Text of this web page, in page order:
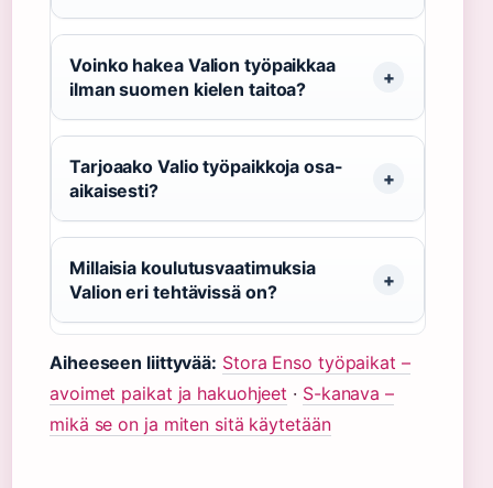
Voinko hakea Valion työpaikkaa
ilman suomen kielen taitoa?
Tarjoaako Valio työpaikkoja osa-
aikaisesti?
Millaisia koulutusvaatimuksia
Valion eri tehtävissä on?
Aiheeseen liittyvää: Stora Enso työpaikat –
avoimet paikat ja hakuohjeet · S-kanava –
mikä se on ja miten sitä käytetään